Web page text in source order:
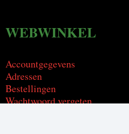
WEBWINKEL
Accountgegevens
Adressen
Bestellingen
Wachtwoord vergeten